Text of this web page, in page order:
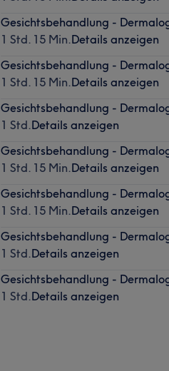
Gesichtsbehandlung -
1 Std. 15 Min.Details anzeigen
Gesichtsbehandlung -
1 Std. 15 Min.Details anzeigen
Gesichtsbehandlung -
1 Std.Details anzeigen
Gesichtsbehandlung -
1 Std. 15 Min.Details anzeigen
Gesichtsbehandlung -
1 Std. 15 Min.Details anzeigen
Gesichtsbehandlung -
1 Std.Details anzeigen
Gesichtsbehandlung -
1 Std.Details anzeigen